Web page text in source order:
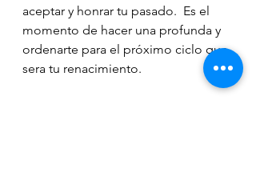
aceptar y honrar tu pasado.  Es el
momento de hacer una profunda y
ordenarte para el próximo ciclo que
sera tu renacimiento.